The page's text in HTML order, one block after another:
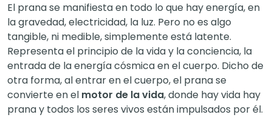
El prana se manifiesta en todo lo que hay energía, en
la gravedad, electricidad, la luz. Pero no es algo
tangible, ni medible, simplemente está latente.
Representa el principio de la vida y la conciencia, la
entrada de la energía cósmica en el cuerpo. Dicho de
otra forma, al entrar en el cuerpo, el prana se
convierte en el motor de la vida, donde hay vida hay
prana y todos los seres vivos están impulsados por él.